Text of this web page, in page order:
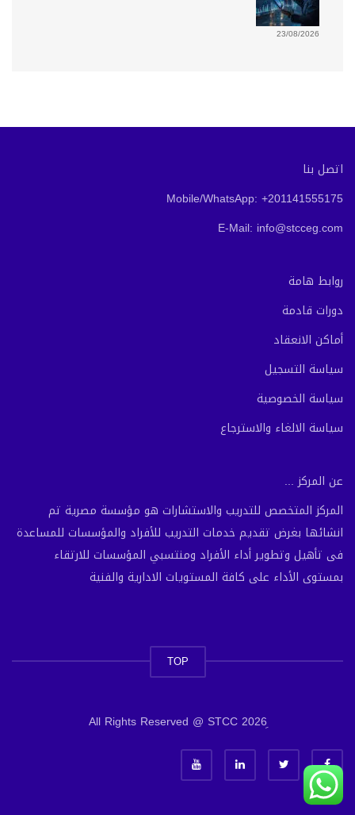
23/08/2026
اتصل بنا
Mobile/WhatsApp: +201141555175
E-Mail: info@stcceg.com
روابط هامة
دورات قادمة
أماكن الانعقاد
سياسة التسجيل
سياسة الخصوصية
سياسة الالغاء والاسترجاع
عن المركز ...
المركز المتخصص للتدريب والاستشارات هو مؤسسة مصرية تم
انشائها بغرض تقديم خدمات التدريب للأفراد والمؤسسات للمساعدة
فى تأهيل وتطوير أداء الأفراد ومنتسبي المؤسسات للارتقاء
بمستوى الأداء على كافة المستويات الادارية والفنية
TOP
ِAll Rights Reserved @ STCC 2026